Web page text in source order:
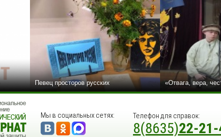
Певец просторов русских «Отвага, вера,
Мы в социальных сетях: Телефон для справок:
8(8635)22-